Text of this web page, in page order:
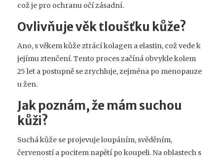
což je pro ochranu očí zásadní.
Ovlivňuje věk tloušťku kůže?
Ano, s věkem kůže ztrácí kolagen a elastin, což vede k
jejímu ztenčení. Tento proces začíná obvykle kolem
25 let a postupně se zrychluje, zejména po menopauze
u žen.
Jak poznám, že mám suchou
kůži?
Suchá kůže se projevuje loupáním, svěděním,
červeností a pocitem napětí po koupeli. Na oblastech s